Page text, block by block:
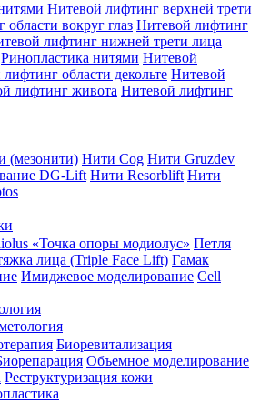
Нитевой лифтинг верхней трети
вокруг глаз Нитевой лифтинг
лифтинг нижней трети лица
Ринопластика нитями Нитевой
области декольте Нитевой
лифтинг живота Нитевой лифтинг
(мезонити) Нити Cog Нити Gruzdev
DG-Lift Нити Resorblift Нити
«Точка опоры модиолус» Петля
лица (Triple Face Lift) Гамак
Имиджевое моделирование Cell
Биоревитализация
Объемное моделирование
Реструктуризация кожи